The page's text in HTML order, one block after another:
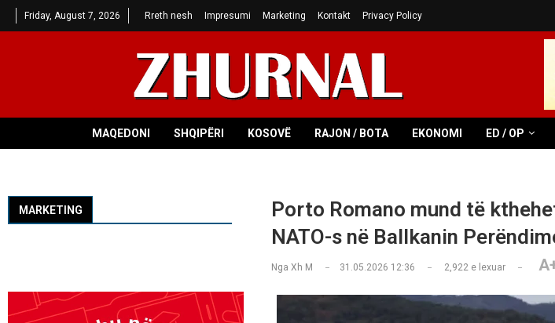
Friday, August 7, 2026 Rreth nesh Impresumi Marketing Kontakt Privacy Policy
MAQEDONI SHQIPËRI KOSOVË RAJON / BOTA EKONOMI ED / OP
Porto Romano mund të
NATO-s në Ballkanin
Nga Xh M 31.05.2026 12:36 2,922e lexuar
MARKETING